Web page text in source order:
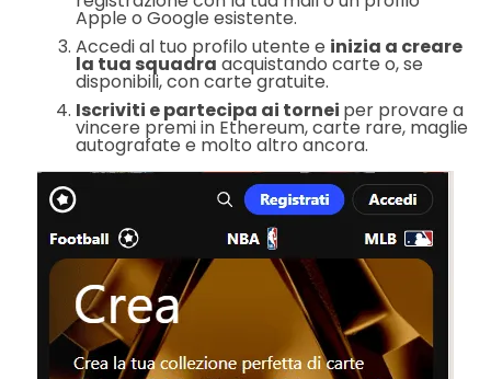
Apple o Google esistente.
Accedi al tuo profilo utente e inizia a creare
la tua squadra acquistando carte o, se
disponibili, con carte gratuite.
Iscriviti e partecipa ai tornei per provare a
vincere premi in Ethereum, carte rare, maglie
autografate e molto altro ancora.